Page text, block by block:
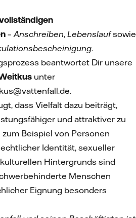
–Anschreiben, Lebenslaufsowie
.
beantwortet Dir unsere
unter
dass Vielfalt dazu beiträgt,
und attraktiver zu
Beispiel von Personen
Identität, sexueller
Hintergrunds sind
Menschen
Eignung besonders